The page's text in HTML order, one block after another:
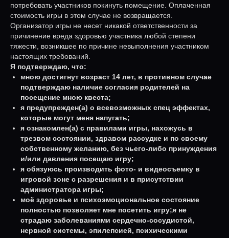
потребовать участников покинуть помещение. Оплаченная
стоимость игры в этом случае не возвращается.
Организатор игры не несет никакой ответственности за
причинение вреда здоровью участника любой степени
тяжести, возникшее по причине невыполнения участником
настоящих требований.
Я подтверждаю, что:
мною достигнут возраст 14 лет, в противном случае
подтверждаю наличие согласия родителей на
посещение мною квеста;
я предупрежден(а) о всевозможных спец эффектах,
которые могут меня напугать;
я ознакомлен(а) с правилами игры, нахожусь в
трезвом состоянии, здравом рассудке и по своему
собственному желанию, без чьего-либо принуждения
и/или давления посещаю игру;
я обязуюсь производить фото- и видеосъемку в
игровой зоне с разрешения и в присутствии
администратора игры;
моё здоровье и психоэмоциональное состояние
полностью позволяет мне посетить игру;я не
страдаю заболеваниями сердечно-сосудистой,
нервной системы, эпилепсией, психическими